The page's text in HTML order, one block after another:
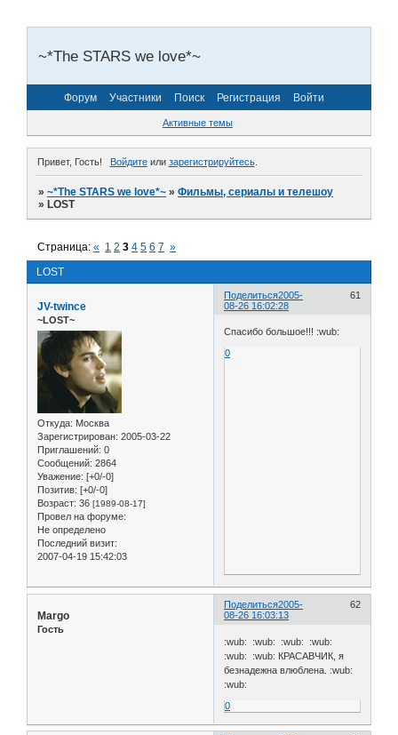
~*The STARS we love*~
Форум Участники Поиск Регистрация Войти
Активные темы
Привет, Гость! Войдитеили зарегистрируйтесь.
»~*The STARS we love*~ »Фильмы, сериалы и телешоу
»LOST
LOST
Страница:« 1 2 3 4 5 6 7 »
Поделиться 61
2005-
08-26 16:02:28
JV-twince
~LOST~
Откуда: Москва
Зарегистрирован: 2005-03-22
Приглашений: 0
Сообщений: 2864
Уважение: [+0/-0]
Позитив: [+0/-0]
Возраст: 36 [1989-08-17]
Провел на форуме:
Не определено
Последний визит:
2007-04-19 15:42:03
Спасибо большое!!! :wub:
0
Поделиться 62
2005-
08-26 16:03:13
Margo
Гость
:wub: :wub: :wub: :wub:
:wub: :wub: КРАСАВЧИК, я
безнадежна влюблена. :wub:
:wub:
0